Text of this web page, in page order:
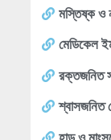
মস্তিষ্ক ও
মেডিকেল
রক্তজনিত
শ্বাসজনিত